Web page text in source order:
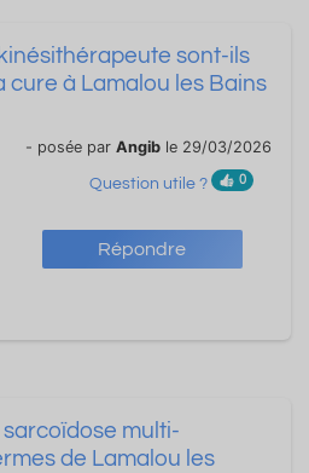
Répondre
sont-ils
cure à Lamalou les Bains
- posée par Angib le 29/03/2026
Question utile ? 0
multi-
de Lamalou les